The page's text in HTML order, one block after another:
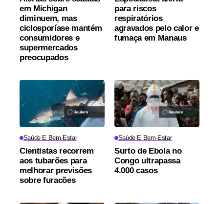
em Michigan
diminuem, mas
ciclosporíase mantém
consumidores e
supermercados
preocupados
para riscos
respiratórios
agravados pelo calor e
fumaça em Manaus
Saúde E Bem-Estar
Cientistas recorrem
aos tubarões para
melhorar previsões
sobre furacões
Saúde E Bem-Estar
Surto de Ebola no
Congo ultrapassa
4.000 casos